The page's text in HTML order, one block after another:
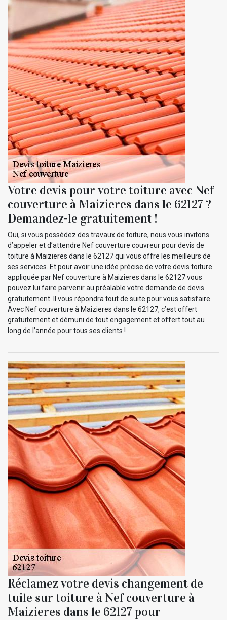
Votre devis pour votre toiture avec Nef
couverture à Maizieres dans le 62127 ?
Demandez-le gratuitement !
Oui, si vous possédez des travaux de toiture, nous vous invitons
d’appeler et d’attendre Nef couverture couvreur pour devis de
toiture à Maizieres dans le 62127 qui vous offre les meilleurs de
ses services. Et pour avoir une idée précise de votre devis toiture
appliquée par Nef couverture à Maizieres dans le 62127 vous
pouvez lui faire parvenir au préalable votre demande de devis
gratuitement. Il vous répondra tout de suite pour vous satisfaire.
Avec Nef couverture à Maizieres dans le 62127, c’est offert
gratuitement et démuni de tout engagement et offert tout au
long de l’année pour tous ses clients !
Réclamez votre devis changement de
tuile sur toiture à Nef couverture à
Maizieres dans le 62127 pour